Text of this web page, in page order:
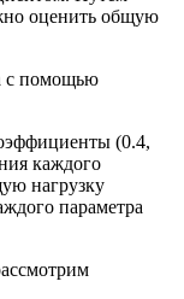
оценить общую
с помощью
(0.4,
каждого
нагрузку
параметра